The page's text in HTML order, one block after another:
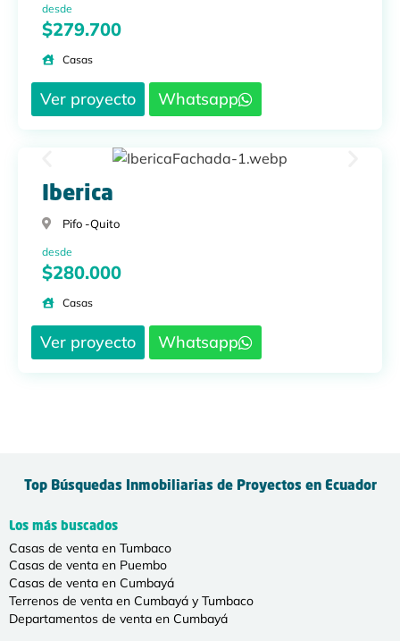
desde
$279.700
Casas
Ver proyecto Whatsapp
Iberica
Pifo -Quito
desde
$280.000
Casas
Ver proyecto Whatsapp
Top Búsquedas Inmobiliarias de Proyectos en Ecuador
Los más buscados
Casas de venta en Tumbaco
Casas de venta en Puembo
Casas de venta en Cumbayá
Terrenos de venta en Cumbayá y Tumbaco
Departamentos de venta en Cumbayá